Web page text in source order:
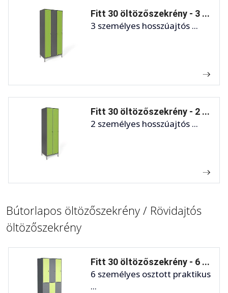
Fitt 30 öltözőszekrény - 3 ...
3 személyes hosszúajtós ...
Fitt 30 öltözőszekrény - 2 ...
2 személyes hosszúajtós ...
Bútorlapos öltözőszekrény / Rövidajtós
öltözőszekrény
Fitt 30 öltözőszekrény - 6 ...
6 személyes osztott praktikus
...